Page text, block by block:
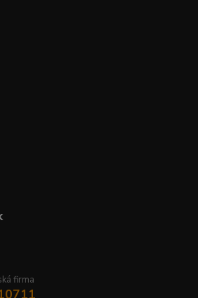
firma